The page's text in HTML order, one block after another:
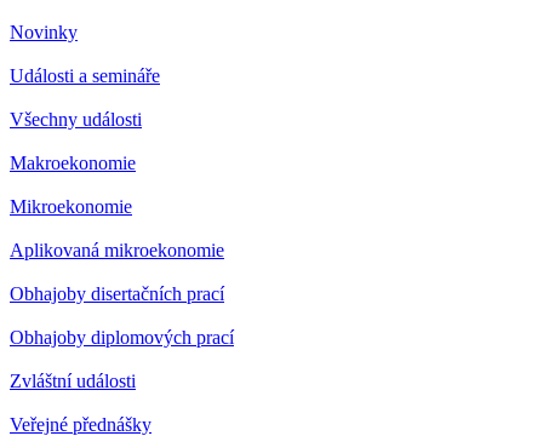
Novinky
Události a semináře
Všechny události
Makroekonomie
Mikroekonomie
Aplikovaná mikroekonomie
Obhajoby disertačních prací
Obhajoby diplomových prací
Zvláštní události
Veřejné přednášky